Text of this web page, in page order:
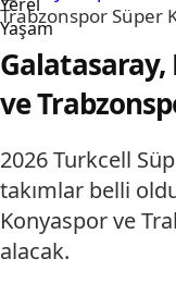
Yaşam
Trabzonspor Süper
Galatasaray,
ve
2026 Turkcell
takımlar belli
Konyaspor ve
alacak.